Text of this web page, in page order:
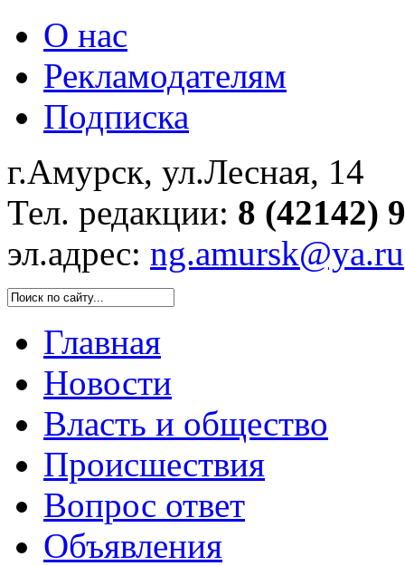
О нас
Рекламодателям
Подписка
г.Амурск, ул.Лесная, 14
Тел. редакции: 8 (42142)
эл.адрес: ng.amursk@ya.ru
Главная
Новости
Власть и общество
Происшествия
Вопрос ответ
Объявления